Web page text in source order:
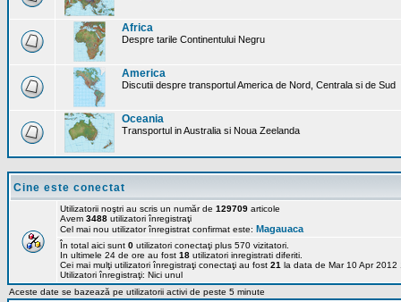
Africa
Despre tarile Continentului Negru
America
Discutii despre transportul America de Nord, Centrala si de Sud
Oceania
Transportul in Australia si Noua Zeelanda
Cine este conectat
Utilizatorii noştri au scris un număr de 129709 articole
Avem 3488 utilizatori înregistraţi
Cel mai nou utilizator înregistrat confirmat este: Magauaca
În total aici sunt 0 utilizatori conectaţi plus 570 vizitatori.
In ultimele 24 de ore au fost 18 utilizatori inregistrati diferiti.
Cei mai mulţi utilizatori înregistraţi conectaţi au fost 21 la data de Mar 10 Apr 2012
Utilizatori înregistraţi: Nici unul
Aceste date se bazează pe utilizatorii activi de peste 5 minute